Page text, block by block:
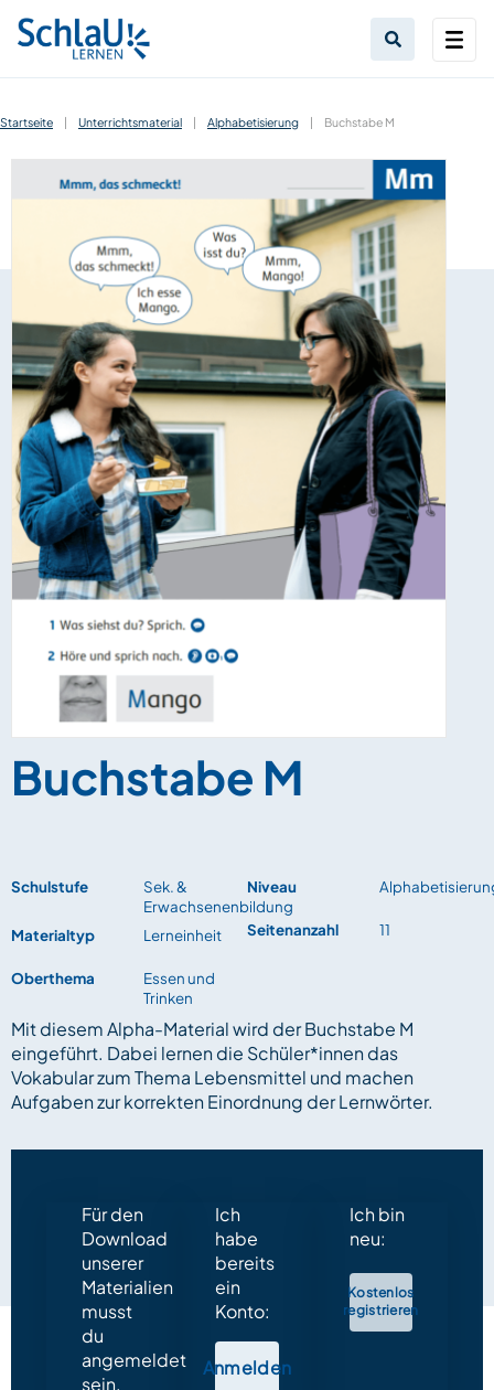
Startseite | Unterrichtsmaterial | Alphabetisierung | Buchstabe M
Buchstabe M
Schulstufe
Sek. &
Erwachsenenbildung
Materialtyp
Lerneinheit
Oberthema
Essen und
Trinken
Niveau
Seitenanzahl 11
Mit diesem Alpha-Material wird der Buchstabe M
eingeführt. Dabei lernen die Schüler*innen das
Vokabular zum Thema Lebensmittel und machen
Aufgaben zur korrekten Einordnung der Lernwörter.
Für den
Download
unserer
Materialien
musst
du
angemeldet
sein.
Ich
habe
bereits
ein
Konto:
Anmelden
Ich bin
neu:
Kostenlos
registrieren